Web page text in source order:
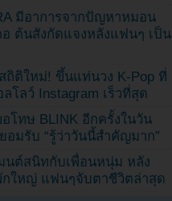
มีอาการจากปัญหาหมอน
ต้นสังกัดแจงหลังแฟนๆ เป็น
ถิติใหม่! ขึ้นแท่นวง K-Pop ที่
โลว์ Instagram เร็วที่สุด
อโทษ BLINK อีกครั้งในวัน
อมรับ “รู้ว่าวันนี้สำคัญมาก”
นต์สนิทกับเพื่อนหนุ่ม หลัง
กใหญ่ แฟนๆจับตาชีวิตล่าสุด